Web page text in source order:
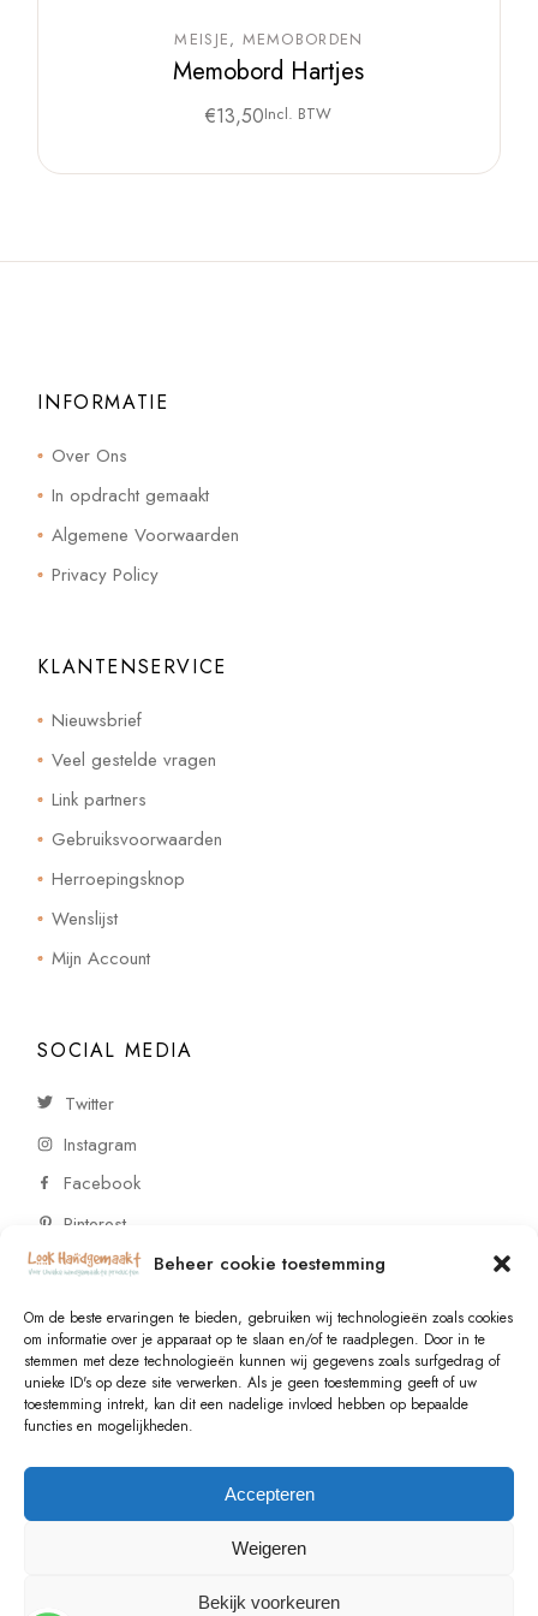
Beheer cookie toestemming
Om de beste ervaringen te bieden, gebruiken wij technologieën zoals cookies
om informatie over je apparaat op te slaan en/of te raadplegen. Door in te
stemmen met deze technologieën kunnen wij gegevens zoals surfgedrag of
unieke ID's op deze site verwerken. Als je geen toestemming geeft of uw
toestemming intrekt, kan dit een nadelige invloed hebben op bepaalde
functies en mogelijkheden.
Accepteren
Weigeren
Bekijk voorkeuren
MEISJE MEMOBORDEN
Memobord Hartjes
€13,50Incl. BTW
INFORMATIE
Over Ons
In opdracht gemaakt
Algemene Voorwaarden
Privacy Policy
KLANTENSERVICE
Nieuwsbrief
Veel gestelde vragen
Link partners
Gebruiksvoorwaarden
Herroepingsknop
Wenslijst
Mijn Account
SOCIAL MEDIA
Twitter
Instagram
Facebook
Pinterest
CONTACT
Vragen of wensen? Neem contact op!
+31 (0)6 229 021 29
© 2023 , All Rights Reserved